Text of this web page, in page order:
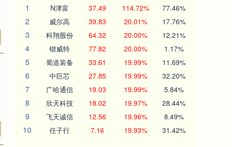
1
N津富 37.49 114.72% 77.46%
2 威尔高 39.83 20.01% 17.76%
3 科翔股份 64.32 20.00% 12.21%
4 锴威特 77.82 20.00% 1.17%
5 蜀道装备 33.61 19.99% 11.69%
6 中巨芯 27.85 19.99% 32.20%
7 广哈通信 19.03 19.99% 5.84%
8 欣天科技 18.02 19.97% 28.44%
9 飞天诚信 12.56 19.96% 8.49%
10 任子行 7.16 19.93% 31.42%